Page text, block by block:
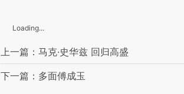
Loading...
上一篇：马克·史华兹 回归高盛
下一篇：多面傅成玉